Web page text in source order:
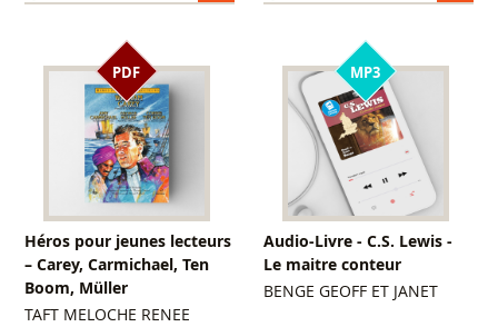
PDF
Héros pour jeunes lecteurs
– Carey, Carmichael, Ten
Boom, Müller
TAFT MELOCHE RENEE
MP3
Audio-Livre - C.S. Lewis -
Le maitre conteur
BENGE GEOFF ET JANET